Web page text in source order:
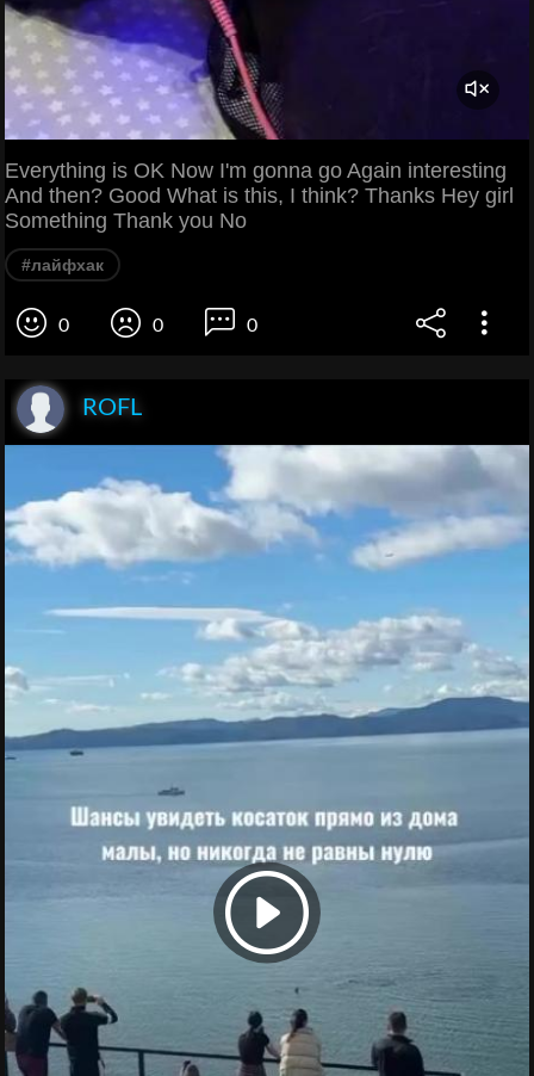
Everything is OK Now I'm gonna go Again interesting
And then? Good What is this, I think? Thanks Hey girl
Something Thank you No
#лайфхак
0 0 0
ROFL